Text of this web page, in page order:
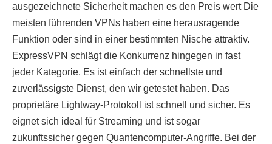
ausgezeichnete Sicherheit machen es den Preis wert Die
meisten führenden VPNs haben eine herausragende
Funktion oder sind in einer bestimmten Nische attraktiv.
ExpressVPN schlägt die Konkurrenz hingegen in fast
jeder Kategorie. Es ist einfach der schnellste und
zuverlässigste Dienst, den wir getestet haben. Das
proprietäre Lightway-Protokoll ist schnell und sicher. Es
eignet sich ideal für Streaming und ist sogar
zukunftssicher gegen Quantencomputer-Angriffe. Bei der